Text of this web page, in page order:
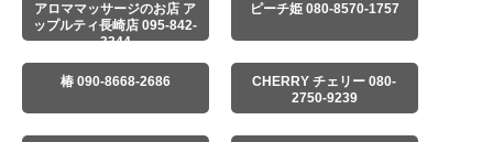
アロママッサージのお店 ア
ップルティ長崎店 095-842-
3344
ピーチ姫 080-8570-1757
椿 090-8668-2686
CHERRY チェリー 080-
2750-9239